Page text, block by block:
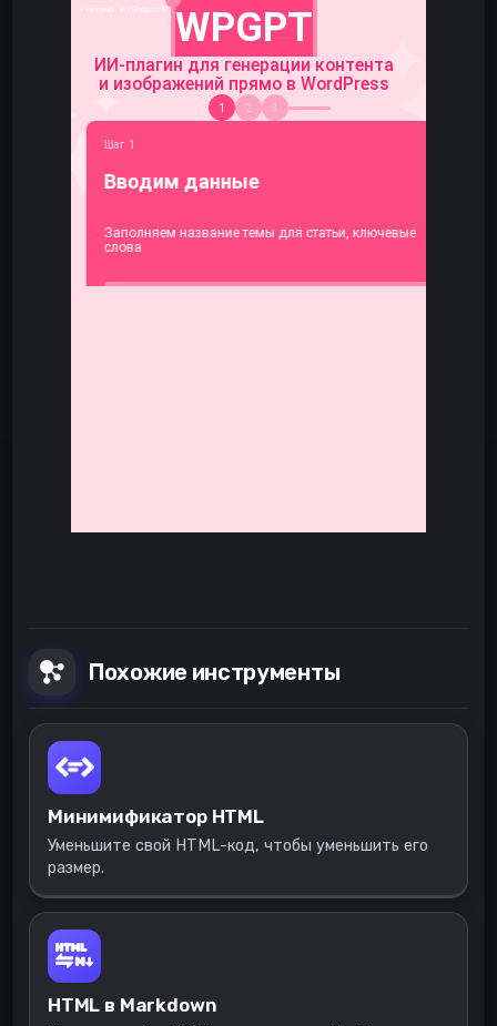
Похожие инструменты
Минимификатор HTML
Уменьшите свой HTML-код, чтобы уменьшить его
размер.
HTML в Markdown